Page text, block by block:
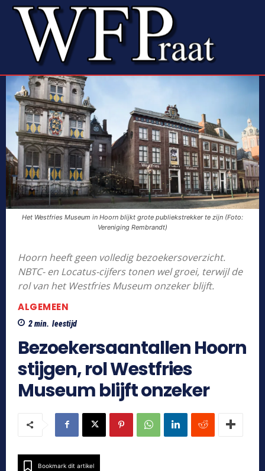
Het Westfries Museum in Hoorn blijkt grote publiekstrekker te zijn (Foto:
Vereniging Rembrandt)
Hoorn heeft geen volledig bezoekersoverzicht.
NBTC- en Locatus-cijfers tonen wel groei, terwijl de
rol van het Westfries Museum onzeker blijft.
ALGEMEEN
2min. leestijd
Bezoekersaantallen Hoorn
stijgen, rol Westfries
Museum blijft onzeker
Bookmark dit artikel